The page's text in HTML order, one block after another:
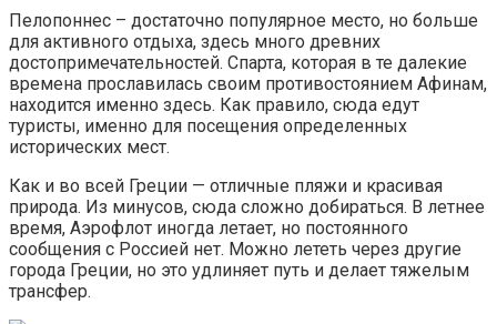
Пелопоннес – достаточно популярное место, но больше
для активного отдыха, здесь много древних
достопримечательностей. Спарта, которая в те далекие
времена прославилась своим противостоянием Афинам,
находится именно здесь. Как правило, сюда едут
туристы, именно для посещения определенных
исторических мест.
Как и во всей Греции — отличные пляжи и красивая
природа. Из минусов, сюда сложно добираться. В летнее
время, Аэрофлот иногда летает, но постоянного
сообщения с Россией нет. Можно лететь через другие
города Греции, но это удлиняет путь и делает тяжелым
трансфер.